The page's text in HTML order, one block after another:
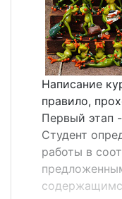
для
читателей;
рефераты
сферы
рефераты
анализ
осмысление
отражение
Написание
правило,
Первый этап
Студент
работы в